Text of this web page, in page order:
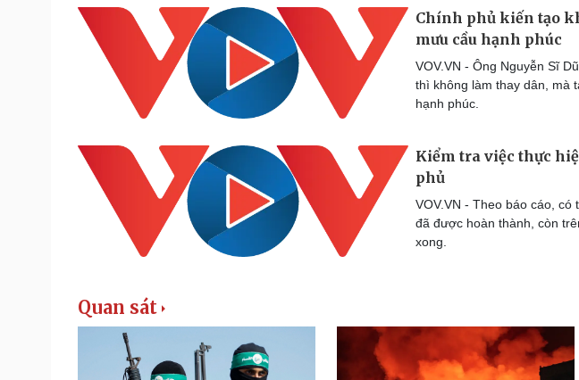
Chính phủ kiến tạo
mưu cầu hạnh phúc
VOV.VN - Ông Nguyễn Sĩ
thì không làm thay dân, mà
hạnh phúc.
Kiểm tra việc thực
phủ
VOV.VN - Theo báo cáo,
đã được hoàn thành, còn
xong.
Quan sát